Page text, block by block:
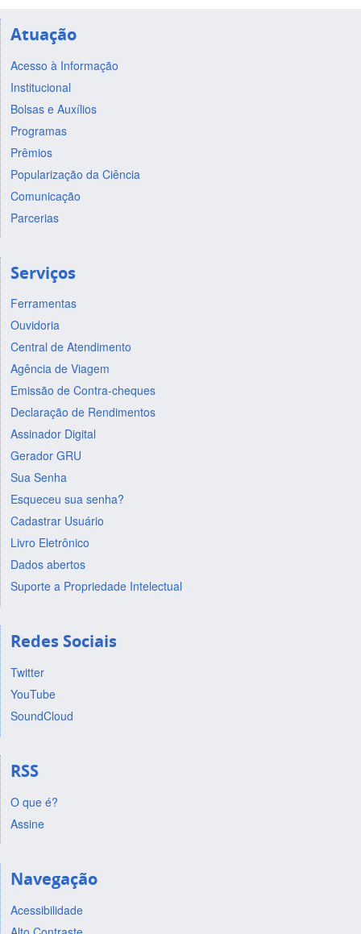
Atuação
Acesso à Informação
Institucional
Bolsas e Auxílios
Programas
Prêmios
Popularização da Ciência
Comunicação
Parcerias
Serviços
Ferramentas
Ouvidoria
Central de Atendimento
Agência de Viagem
Emissão de Contra-cheques
Declaração de Rendimentos
Assinador Digital
Gerador GRU
Sua Senha
Esqueceu sua senha?
Cadastrar Usuário
Livro Eletrônico
Dados abertos
Suporte a Propriedade Intelectual
Redes Sociais
Twitter
YouTube
SoundCloud
RSS
O que é?
Assine
Navegação
Acessibilidade